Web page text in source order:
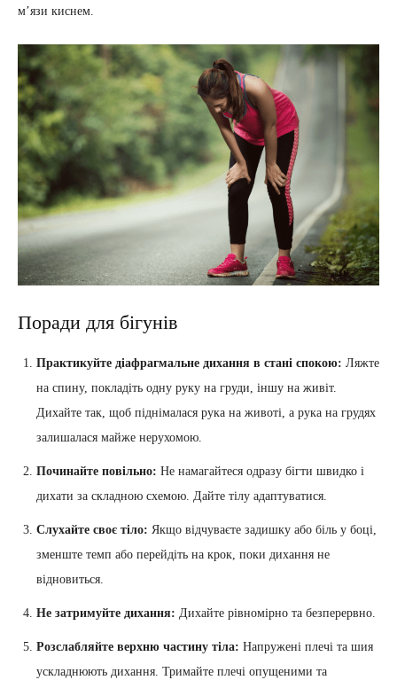
м’язи киснем.
Поради для бігунів
Практикуйте діафрагмальне дихання в стані спокою: Ляжте
на спину, покладіть одну руку на груди, іншу на живіт.
Дихайте так, щоб піднімалася рука на животі, а рука на грудях
залишалася майже нерухомою.
Починайте повільно: Не намагайтеся одразу бігти швидко і
дихати за складною схемою. Дайте тілу адаптуватися.
Слухайте своє тіло: Якщо відчуваєте задишку або біль у боці,
зменште темп або перейдіть на крок, поки дихання не
відновиться.
Не затримуйте дихання: Дихайте рівномірно та безперервно.
Розслабляйте верхню частину тіла: Напружені плечі та шия
ускладнюють дихання. Тримайте плечі опущеними та